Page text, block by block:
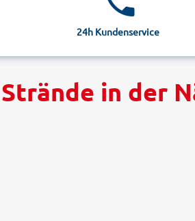
24h Kundenservice
Strände in der